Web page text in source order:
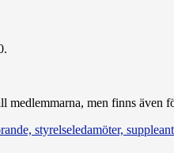
men finns även
styrelseledamöter,